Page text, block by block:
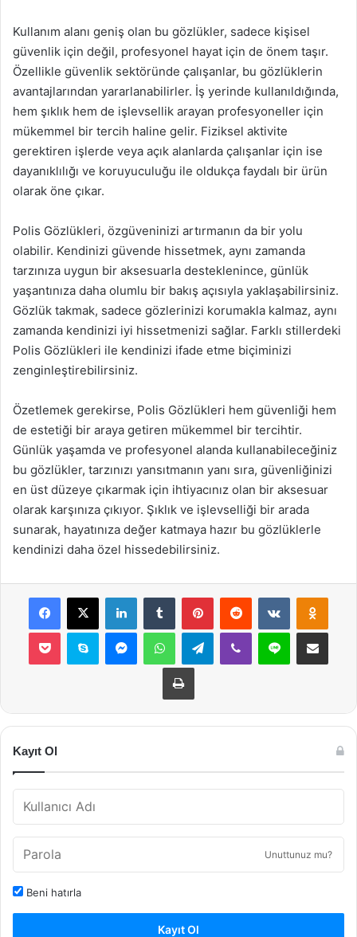
Kullanım alanı geniş olan bu gözlükler, sadece kişisel
güvenlik için değil, profesyonel hayat için de önem taşır.
Özellikle güvenlik sektöründe çalışanlar, bu gözlüklerin
avantajlarından yararlanabilirler. İş yerinde kullanıldığında,
hem şıklık hem de işlevsellik arayan profesyoneller için
mükemmel bir tercih haline gelir. Fiziksel aktivite
gerektiren işlerde veya açık alanlarda çalışanlar için ise
dayanıklılığı ve koruyuculuğu ile oldukça faydalı bir ürün
olarak öne çıkar.
Polis Gözlükleri, özgüveninizi artırmanın da bir yolu
olabilir. Kendinizi güvende hissetmek, aynı zamanda
tarzınıza uygun bir aksesuarla desteklenince, günlük
yaşantınıza daha olumlu bir bakış açısıyla yaklaşabilirsiniz.
Gözlük takmak, sadece gözlerinizi korumakla kalmaz, aynı
zamanda kendinizi iyi hissetmenizi sağlar. Farklı stillerdeki
Polis Gözlükleri ile kendinizi ifade etme biçiminizi
zenginleştirebilirsiniz.
Özetlemek gerekirse, Polis Gözlükleri hem güvenliği hem
de estetiği bir araya getiren mükemmel bir tercihtir.
Günlük yaşamda ve profesyonel alanda kullanabileceğiniz
bu gözlükler, tarzınızı yansıtmanın yanı sıra, güvenliğinizi
en üst düzeye çıkarmak için ihtiyacınız olan bir aksesuar
olarak karşınıza çıkıyor. Şıklık ve işlevselliği bir arada
sunarak, hayatınıza değer katmaya hazır bu gözlüklerle
kendinizi daha özel hissedebilirsiniz.
Facebook
X LinkedInTumblr PinterestReddit VKontakte
Pocket Skype MessengerWhatsAppTelegramViber Line E-Posta ile
Yazdır
Kayıt Ol
Unuttunuz mu?
Beni hatırla
Kayıt Ol